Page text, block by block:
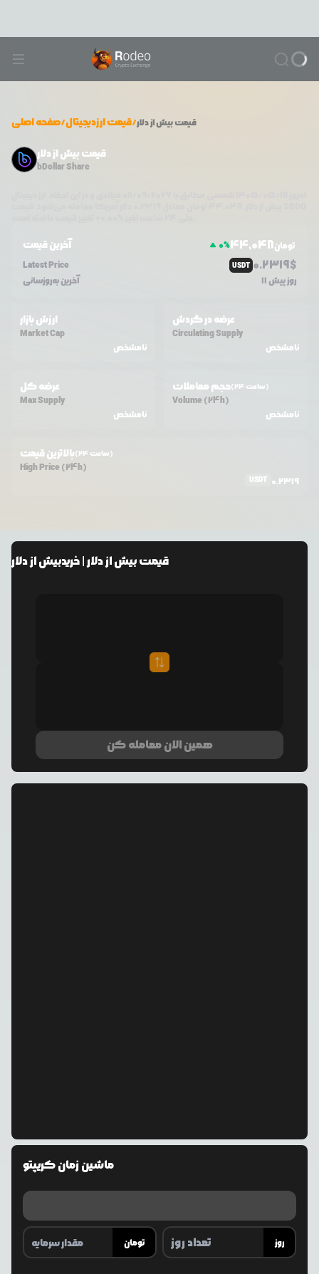
صفحه اصلی/قیمت ارزدیجیتال/ قیمتبیش از دلار
قیمت بیش از دلار
bDollar Share
آخرین قیمت 0%44,048تومان
Latest Price
USDT 0.2319$
آخرین به‌روزسانی 11 روز پیش
ارزش بازار
Market Cap
نامشخص
عرضه در گردش
Circulating Supply
نامشخص
عرضه کل
Max Supply
نامشخص
حجم معاملات (24 ساعت)
Volume (24h)
نامشخص
بالاترین قیمت (24 ساعت)
High Price (24h)
USDT 0.2319
قیمتبیش از دلار | خریدبیش از دلار
همین الان معامله کن
ماشین زمان کریپتو
تومان روز